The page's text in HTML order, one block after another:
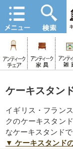
ケーキスタン
イギリス・フラン
クのケーキスタン
なケーキスタンド
▼ ケーキスタンド